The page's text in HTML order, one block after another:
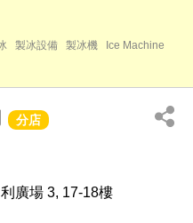
製冰設備 製冰機
Ice Machine
分店
廣場 3, 17-18樓